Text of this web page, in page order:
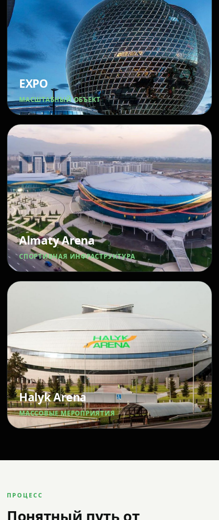
EXPO
МАСШТАБНЫЙ ОБЪЕКТ
Almaty Arena
СПОРТИВНАЯ ИНФРАСТРУКТУРА
Halyk Arena
МАССОВЫЕ МЕРОПРИЯТИЯ
ПРОЦЕСС
Понятный путь от